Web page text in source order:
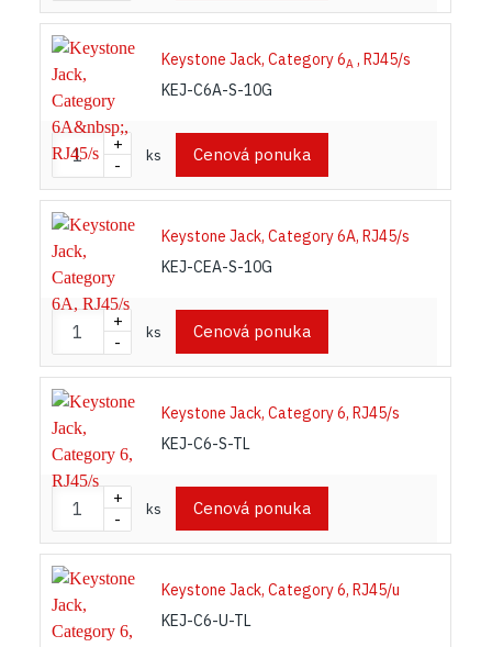
Keystone Jack, Category 6A , RJ45/s
KEJ-C6A-S-10G
+
-
ks Cenová ponuka
Keystone Jack, Category 6A, RJ45/s
KEJ-CEA-S-10G
+
-
ks Cenová ponuka
Keystone Jack, Category 6, RJ45/s
KEJ-C6-S-TL
+
-
ks Cenová ponuka
Keystone Jack, Category 6, RJ45/u
KEJ-C6-U-TL